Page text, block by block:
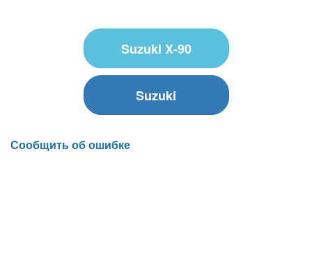
Suzuki X-90
Suzuki
Сообщить об ошибке